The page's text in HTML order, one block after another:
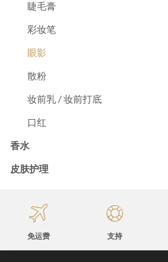
睫毛膏
彩妆笔
眼影
散粉
妆前乳 / 妆前打底
口红
香水
皮肤护理
免运费 支持